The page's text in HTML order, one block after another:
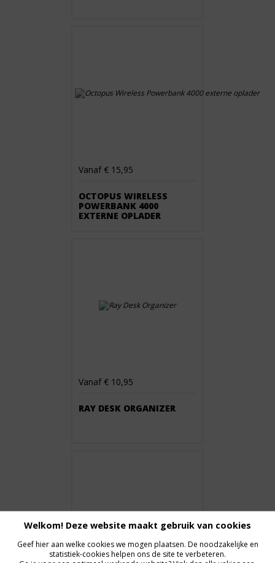
Vanaf € 15,95
OCTOPUS WIRELESS
POWERBANK 4000
EXTERNE OPLADER
Vanaf € 10,95
RAY DESK ORGANIZER
Welkom! Deze website maakt gebruik van cookies
Geef hier aan welke cookies we mogen plaatsen. De noodzakelijke en
statistiek-cookies helpen ons de site te verbeteren.